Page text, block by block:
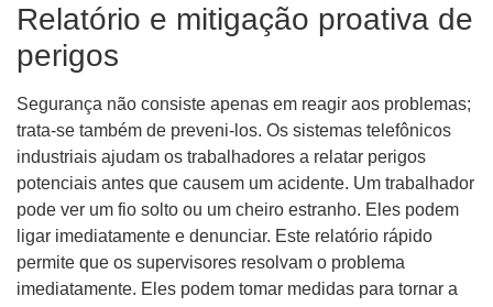
Relatório e mitigação proativa de
perigos
Segurança não consiste apenas em reagir aos problemas;
trata-se também de preveni-los. Os sistemas telefônicos
industriais ajudam os trabalhadores a relatar perigos
potenciais antes que causem um acidente. Um trabalhador
pode ver um fio solto ou um cheiro estranho. Eles podem
ligar imediatamente e denunciar. Este relatório rápido
permite que os supervisores resolvam o problema
imediatamente. Eles podem tomar medidas para tornar a